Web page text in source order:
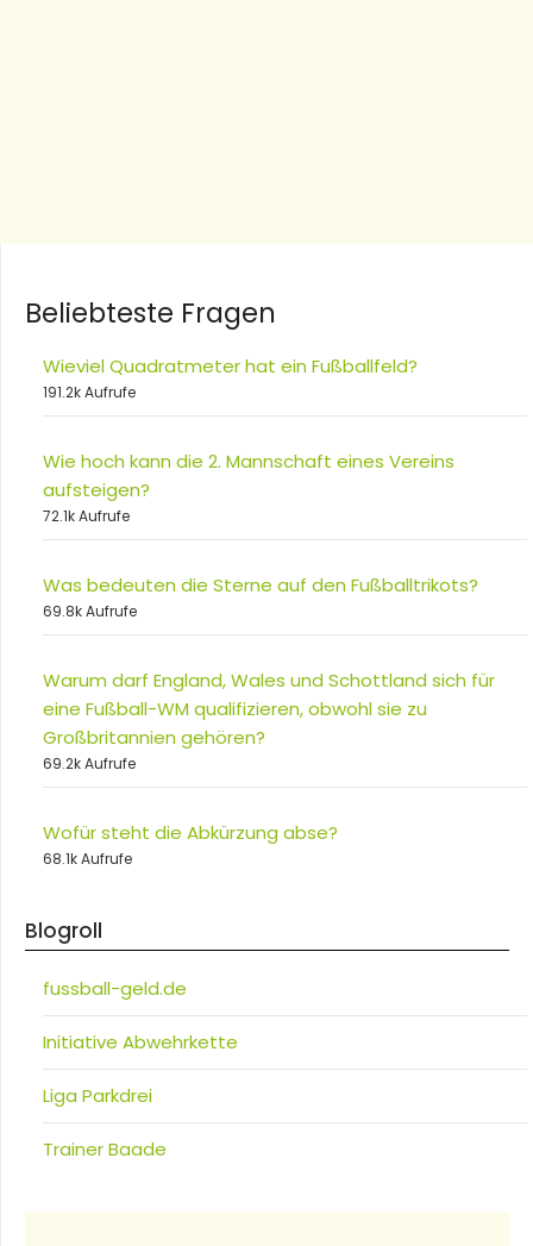
Beliebteste Fragen
Wieviel Quadratmeter hat ein Fußballfeld?
191.2k Aufrufe
Wie hoch kann die 2. Mannschaft eines Vereins
aufsteigen?
72.1k Aufrufe
Was bedeuten die Sterne auf den Fußballtrikots?
69.8k Aufrufe
Warum darf England, Wales und Schottland sich für
eine Fußball-WM qualifizieren, obwohl sie zu
Großbritannien gehören?
69.2k Aufrufe
Wofür steht die Abkürzung abse?
68.1k Aufrufe
Blogroll
fussball-geld.de
Initiative Abwehrkette
Liga Parkdrei
Trainer Baade